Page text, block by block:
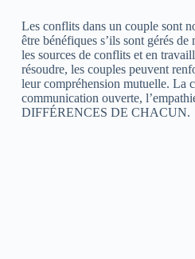
Les conflits dans un couple sont
être bénéfiques s’ils sont gérés
les sources de conflits et en
résoudre, les couples peuvent
leur compréhension mutuelle. La
communication ouverte,
DIFFÉRENCES DE CHACUN.